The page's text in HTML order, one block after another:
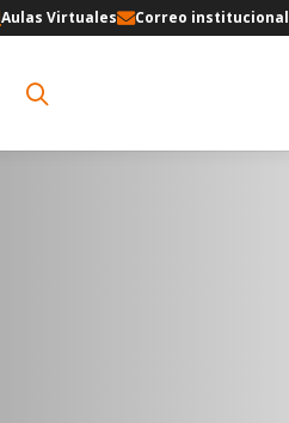
Aulas Virtuales Correo institucional